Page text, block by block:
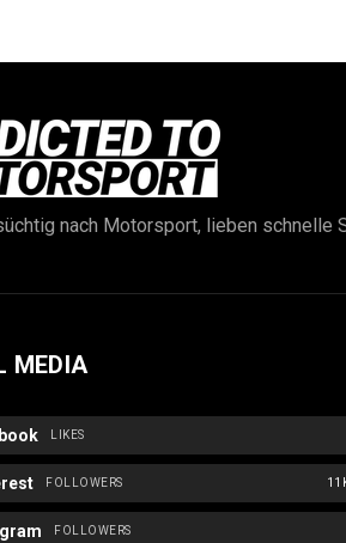
nach Motorsport, lieben schnelle
MEDIA
LIKES
FOLLOWERS
FOLLOWERS